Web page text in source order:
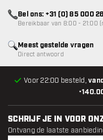
•
Voor 22:00 besteld,
Meest gestelde vragen
Direct antwoord
Bel ons: +31 (0) 85 000
Bereikbaar van 8:00 - 21:00
SCHRIJF JE IN VOOR
Ontvang de laatste